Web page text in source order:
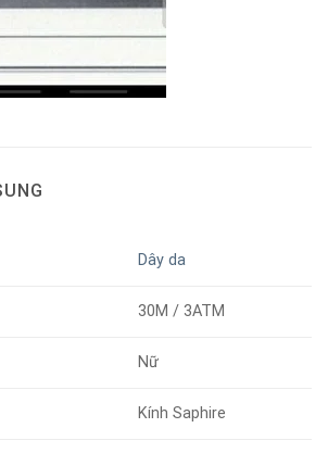
Dây da
30M / 3ATM
Nữ
Kính Saphire